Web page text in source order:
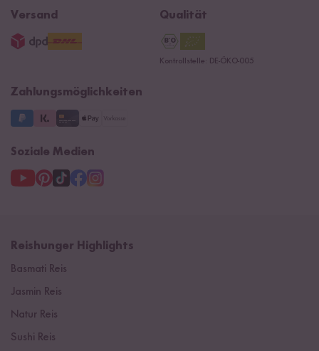
Navacopah
15 Jahre Reishunger
B2B
Jobs
Datenschutzerklärung
3 Jahre Garantie
Versand Qualität
Kontrollstelle: DE-ÖKO-005
Zahlungsmöglichkeiten
Soziale Medien
Reishunger Highlights
Basmati Reis
Jasmin Reis
Natur Reis
Sushi Reis